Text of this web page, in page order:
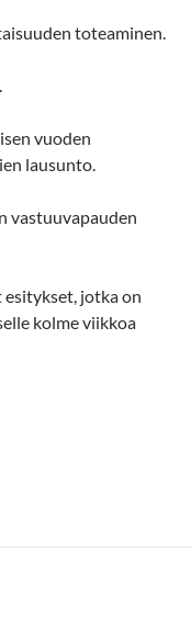
toteaminen.
vuoden
lausunto.
vastuuvapauden
jotka on
kolme viikkoa